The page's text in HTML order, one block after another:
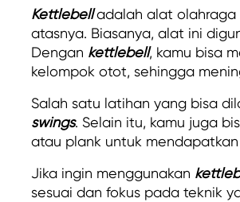
Kettlebelladalah alat
atasnya. Biasanya, alat ini
Dengan kettlebell, kamu bisa
kelompok otot, sehingga
Salah satu latihan yang bisa
swings. Selain itu, kamu juga
atau plank untuk
Jika ingin menggunakan
sesuai dan fokus pada teknik